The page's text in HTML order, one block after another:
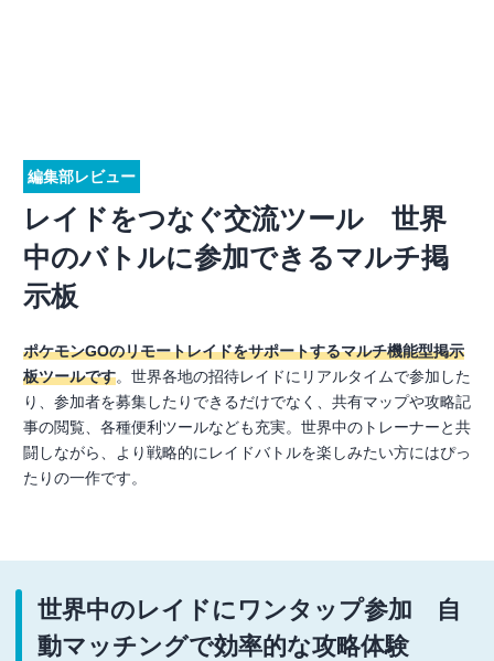
編集部レビュー
レイドをつなぐ交流ツール 世界
中のバトルに参加できるマルチ掲
示板
ポケモンGOのリモートレイドをサポートするマルチ機能型掲示
板ツールです。世界各地の招待レイドにリアルタイムで参加した
り、参加者を募集したりできるだけでなく、共有マップや攻略記
事の閲覧、各種便利ツールなども充実。世界中のトレーナーと共
闘しながら、より戦略的にレイドバトルを楽しみたい方にはぴっ
たりの一作です。
世界中のレイドにワンタップ参加 自
動マッチングで効率的な攻略体験